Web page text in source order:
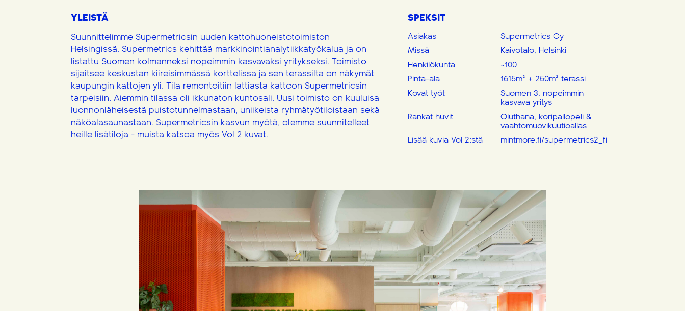
YLEISTÄ
Suunnittelimme Supermetricsin uuden kattohuoneistotoimiston
Helsingissä. Supermetrics kehittää markkinointianalytiikkatyökalua ja on
listattu Suomen kolmanneksi nopeimmin kasvavaksi yritykseksi. Toimisto
sijaitsee keskustan kiireisimmässä korttelissa ja sen terassilta on näkymät
kaupungin kattojen yli. Tila remontoitiin lattiasta kattoon Supermetricsin
tarpeisiin. Aiemmin tilassa oli ikkunaton kuntosali. Uusi toimisto on kuuluisa
luonnonläheisestä puistotunnelmastaan, uniikeista ryhmätyötiloistaan sekä
näköalasaunastaan. Supermetricsin kasvun myötä, olemme suunnitelleet
heille lisätiloja - muista katsoa myös Vol 2 kuvat.
SPEKSIT
Asiakas
Supermetrics Oy
Missä
Kaivotalo, Helsinki
Henkilökunta
~100
Pinta-ala
1615m² + 250m² terassi
Kovat työt
Suomen 3. nopeimmin
kasvava yritys
Rankat huvit
Oluthana, koripallopeli &
vaahtomuovikuutioallas
Lisää kuvia Vol 2:stä
mintmore.fi/supermetrics2_fi